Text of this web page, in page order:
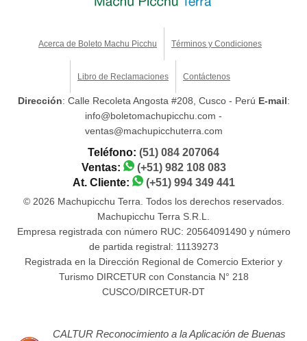
Acerca de Boleto Machu Picchu Términos y Condiciones
Libro de Reclamaciones Contáctenos
Dirección: Calle Recoleta Angosta #208, Cusco - Perú E-mail:
info@boletomachupicchu.com -
ventas@machupicchuterra.com
Teléfono: (51) 084 207064
Ventas:
(+51) 982 108 083
At. Cliente:
(+51) 994 349 441
© 2026 Machupicchu Terra. Todos los derechos reservados.
Machupicchu Terra S.R.L.
Empresa registrada con número RUC: 20564091490 y número
de partida registral: 11139273
Registrada en la Dirección Regional de Comercio Exterior y
Turismo DIRCETUR con Constancia N° 218
CUSCO/DIRCETUR-DT
CALTUR Reconocimiento a la Aplicación de Buenas